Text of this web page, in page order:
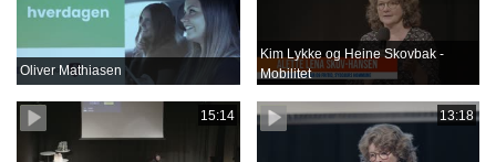
Oliver Mathiasen
Kim Lykke og Heine Skovbak -
Mobilitet
15:14 13:18